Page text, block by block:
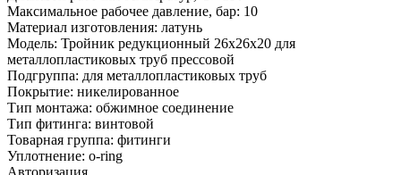
Максимальное рабочее давление, бар: 10
Материал изготовления: латунь
Модель: Тройник редукционный 26x26x20 для
металлопластиковых труб прессовой
Подгруппа: для металлопластиковых труб
Покрытие: никелированное
Тип монтажа: обжимное соединение
Тип фитинга: винтовой
Товарная группа: фитинги
Уплотнение: o-ring
Авторизация